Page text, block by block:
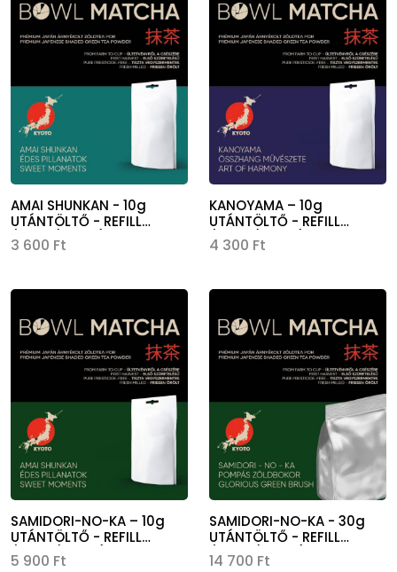
AMAI SHUNKAN - 10g
UTÁNTÖLTŐ - REFILL
(360,-/adag)
3 600 Ft
KANOYAMA – 10g
UTÁNTÖLTŐ - REFILL
(430,-/adag)
4 300 Ft
Kép
SAMIDORI-NO-KA – 10g
UTÁNTÖLTŐ - REFILL
(590,-/adag)
5 900 Ft
Kép
SAMIDORI-NO-KA - 30g
UTÁNTÖLTŐ - REFILL
(490,-/adag)
14 700 Ft